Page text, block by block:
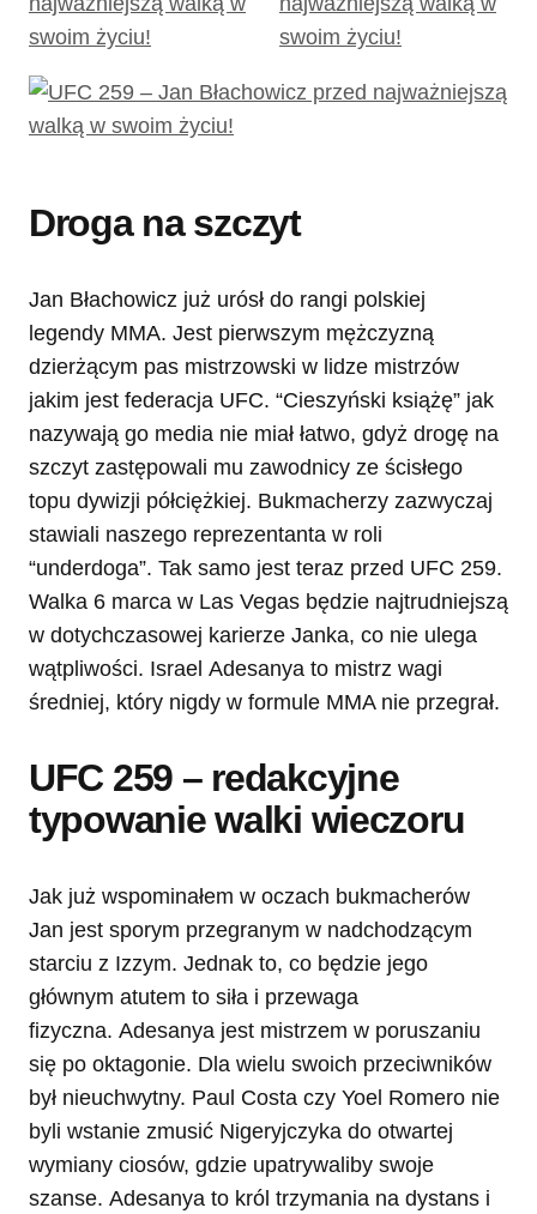
Droga na szczyt
Jan Błachowicz już urósł do rangi polskiej
legendy MMA. Jest pierwszym mężczyzną
dzierżącym pas mistrzowski w lidze mistrzów
jakim jest federacja UFC. “Cieszyński książę” jak
nazywają go media nie miał łatwo, gdyż drogę na
szczyt zastępowali mu zawodnicy ze ścisłego
topu dywizji półciężkiej. Bukmacherzy zazwyczaj
stawiali naszego reprezentanta w roli
“underdoga”. Tak samo jest teraz przed UFC 259.
Walka 6 marca w Las Vegas będzie najtrudniejszą
w dotychczasowej karierze Janka, co nie ulega
wątpliwości. Israel Adesanya to mistrz wagi
średniej, który nigdy w formule MMA nie przegrał.
UFC 259 – redakcyjne
typowanie walki wieczoru
Jak już wspominałem w oczach bukmacherów
Jan jest sporym przegranym w nadchodzącym
starciu z Izzym. Jednak to, co będzie jego
głównym atutem to siła i przewaga
fizyczna. Adesanya jest mistrzem w poruszaniu
się po oktagonie. Dla wielu swoich przeciwników
był nieuchwytny. Paul Costa czy Yoel Romero nie
byli wstanie zmusić Nigeryjczyka do otwartej
wymiany ciosów, gdzie upatrywaliby swoje
szanse. Adesanya to król trzymania na dystans i